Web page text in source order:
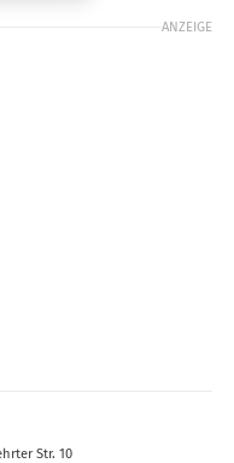
ANZEIGE
Str. 10